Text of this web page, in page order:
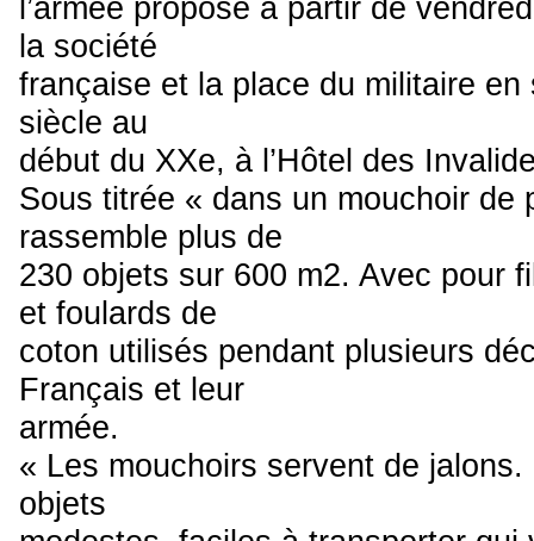
l’armée propose à partir de
la société
française et la place du militaire
siècle au
début du XXe, à l’Hôtel des
Sous titrée « dans un mouchoir de
rassemble plus de
230 objets sur 600 m2. Avec pour
et foulards de
coton utilisés pendant plusieurs
Français et leur
armée.
« Les mouchoirs servent de
objets